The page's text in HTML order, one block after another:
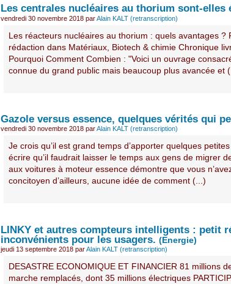
Les centrales nucléaires au thorium sont-elles
vendredi 30 novembre 2018 parAlain KALT (retranscription)
Les réacteurs nucléaires au thorium : quels avantages ?
rédaction dans Matériaux, Biotech & chimie Chronique
Pourquoi Comment Combien : "Voici un ouvrage
connue du grand public mais beaucoup plus avancée et
Gazole versus essence, quelques vérités qui
vendredi 30 novembre 2018 parAlain KALT (retranscription)
Je crois qu’il est grand temps d’apporter quelques
écrire qu’il faudrait laisser le temps aux gens de migrer
aux voitures à moteur essence démontre que vous
concitoyen d’ailleurs, aucune idée de comment (...)
LINKY et autres compteurs intelligents : petit
inconvénients pour les usagers.
(Energie)
jeudi 13 septembre 2018 parAlain KALT (retranscription)
DESASTRE ECONOMIQUE ET FINANCIER 81 millions
marche remplacés, dont 35 millions électriques